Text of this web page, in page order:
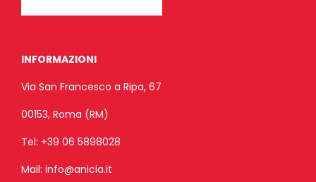
INFORMAZIONI
Via San Francesco a Ripa, 67
00153, Roma (RM)
Tel: +39 06 5898028
Mail: info@anicia.it